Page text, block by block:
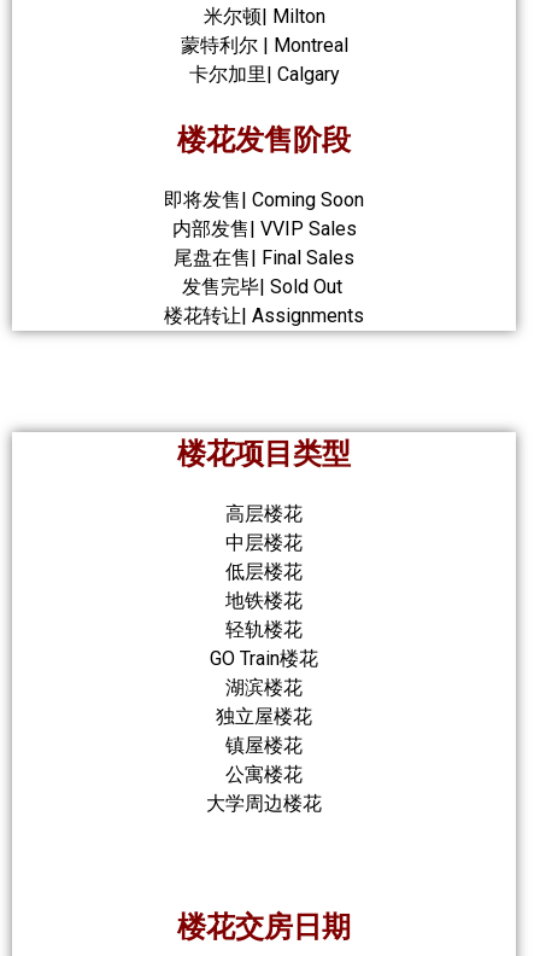
米尔顿| Milton
蒙特利尔 | Montreal
卡尔加里| Calgary
楼花发售阶段
即将发售| Coming Soon
内部发售| VVIP Sales
尾盘在售| Final Sales
发售完毕| Sold Out
楼花转让| Assignments
楼花项目类型
高层楼花
中层楼花
低层楼花
地铁楼花
轻轨楼花
GO Train楼花
湖滨楼花
独立屋楼花
镇屋楼花
公寓楼花
大学周边楼花
楼花交房日期